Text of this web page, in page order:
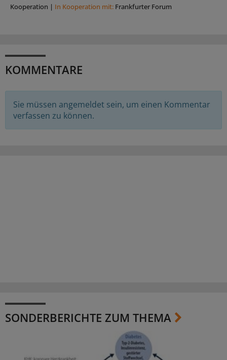
Kooperation | In Kooperation mit: Frankfurter Forum
KOMMENTARE
Sie müssen angemeldet sein, um einen Kommentar
verfassen zu können.
SONDERBERICHTE ZUM THEMA